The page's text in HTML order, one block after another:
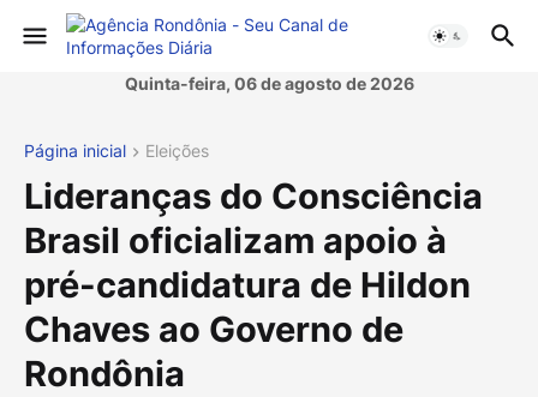
Quinta-feira, 06 de agosto de 2026
Página inicial Eleições
Lideranças do Consciência
Brasil oficializam apoio à
pré-candidatura de Hildon
Chaves ao Governo de
Rondônia